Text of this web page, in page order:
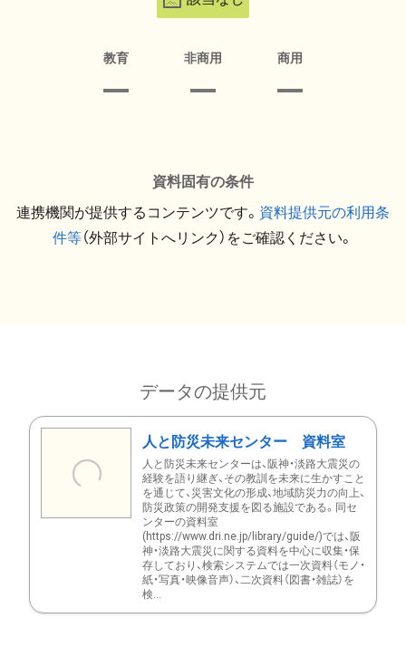
教育 非商用 商用
資料固有の条件
連携機関が提供するコンテンツです。 資料提供元の利用条
件等（外部サイトへリンク）をご確認ください。
データの提供元
人と防災未来センター 資料室
人と防災未来センターは、阪神・淡路大震災の
経験を語り継ぎ、その教訓を未来に生かすこと
を通じて、災害文化の形成、地域防災力の向上、
防災政策の開発支援を図る施設である。同セ
ンターの資料室
(https://www.dri.ne.jp/library/guide/)では、阪
神・淡路大震災に関する資料を中心に収集・保
存しており、検索システムでは一次資料（モノ・
紙・写真・映像音声）、二次資料（図書・雑誌）を
検...